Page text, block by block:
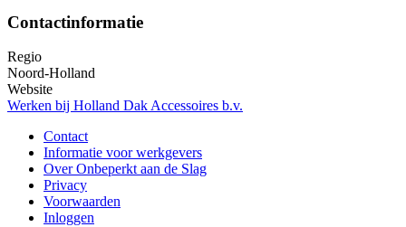
Contactinformatie
Regio
Noord-Holland
Website
Werken bij Holland Dak Accessoires b.v.
Contact
Informatie voor werkgevers
Over Onbeperkt aan de Slag
Privacy
Voorwaarden
Inloggen